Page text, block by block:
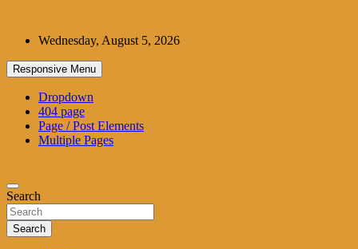
contentWednesday, August 5, 2026
Responsive Menu
Dropdown
404 page
Page / Post Elements
Multiple Pages
Search
Search